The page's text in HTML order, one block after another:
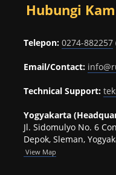
Hubungi
Telepon: 0274-882257
Email/Contact:
Technical Support:
Yogyakarta
Jl. Sidomulyo No. 6
Depok, Sleman,
View Map